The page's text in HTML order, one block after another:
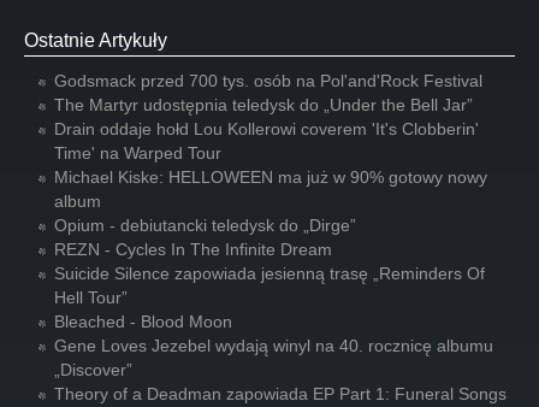
Ostatnie Artykuły
Godsmack przed 700 tys. osób na Pol'and'Rock Festival
The Martyr udostępnia teledysk do „Under the Bell Jar”
Drain oddaje hołd Lou Kollerowi coverem 'It's Clobberin'
Time' na Warped Tour
Michael Kiske: HELLOWEEN ma już w 90% gotowy nowy
album
Opium - debiutancki teledysk do „Dirge”
REZN - Cycles In The Infinite Dream
Suicide Silence zapowiada jesienną trasę „Reminders Of
Hell Tour”
Bleached - Blood Moon
Gene Loves Jezebel wydają winyl na 40. rocznicę albumu
„Discover”
Theory of a Deadman zapowiada EP Part 1: Funeral Songs